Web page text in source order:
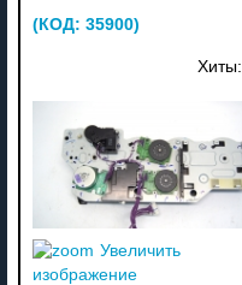
(КОД: 35900)
Хиты:
Увеличить
изображение